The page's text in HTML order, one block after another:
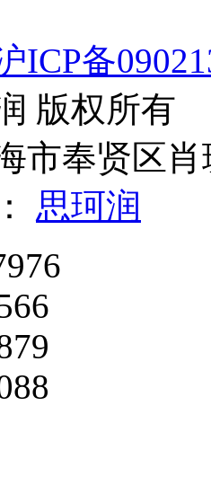
ICP备
版权所有
市奉贤区肖
思珂润